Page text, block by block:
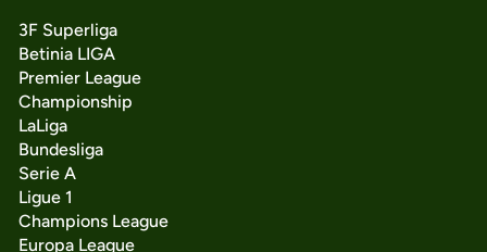
3F Superliga
Betinia LIGA
Premier League
Championship
LaLiga
Bundesliga
Serie A
Ligue 1
Champions League
Europa League